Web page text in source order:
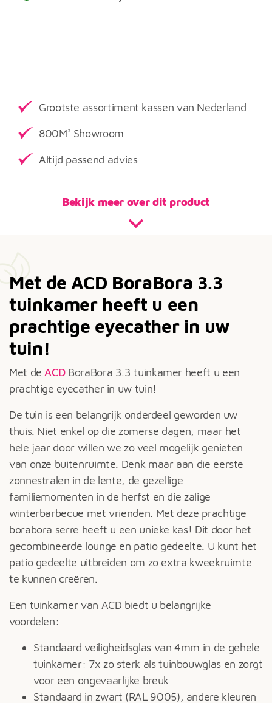
Grootste assortiment kassen van Nederland
800M² Showroom
Altijd passend advies
Bekijk meer over dit product
Met de ACD BoraBora 3.3
tuinkamer heeft u een
prachtige eyecather in uw
tuin!
Met deACDBoraBora 3.3 tuinkamer heeft u een
prachtige eyecather in uw tuin!
De tuin is een belangrijk onderdeel geworden uw
thuis. Niet enkel op die zomerse dagen, maar het
hele jaar door willen we zo veel mogelijk genieten
van onze buitenruimte. Denk maar aan die eerste
zonnestralen in de lente, de gezellige
familiemomenten in de herfst en die zalige
winterbarbecue met vrienden. Met deze prachtige
borabora serre heeft u een unieke kas! Dit door het
gecombineerde lounge en patio gedeelte. U kunt het
patio gedeelte uitbreiden om zo extra kweekruimte
te kunnen creëren.
Een tuinkamer van ACD biedt u belangrijke
voordelen:
Standaard veiligheidsglas van 4mm in de gehele
tuinkamer: 7x zo sterk als tuinbouwglas en zorgt
voor een ongevaarlijke breuk
Standaard in zwart (RAL 9005), andere kleuren